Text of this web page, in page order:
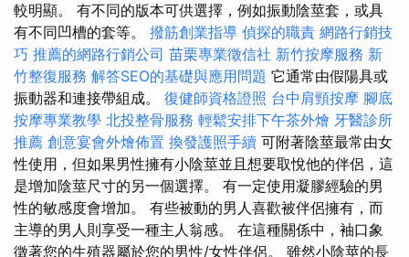
較明顯。 有不同的版本可供選擇，例如振動陰莖套，或具
有不同凹槽的套等。 撥筋創業指導 偵探的職責 網路行銷技
巧 推薦的網路行銷公司 苗栗專業徵信社 新竹按摩服務 新
竹整復服務 解答SEO的基礎與應用問題 它通常由假陽具或
振動器和連接帶組成。 復健師資格證照 台中肩頸按摩 腳底
按摩專業教學 北投整骨服務 輕鬆安排下午茶外燴 牙醫診所
推薦 創意宴會外燴佈置 換發護照手續 可附著陰莖最常由女
性使用，但如果男性擁有小陰莖並且想要取悅他的伴侶，這
是增加陰莖尺寸的另一個選擇。 有一定使用凝膠經驗的男
性的敏感度會增加。 有些被動的男人喜歡被伴侶擁有，而
主導的男人則享受一種主人翁感。 在這種關係中，袖口象
徵著您的生殖器屬於您的男性/女性伴侶。 雖然小陰莖的長